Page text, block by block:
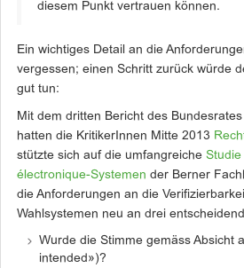
diesem Punkt vertrauen können.
Ein wichtiges Detail an die
vergessen; einen Schritt zurück würde
gut tun:
Mit dem dritten Bericht des
hatten die KritikerInnen Mitte 2013
stützte sich auf die umfangreiche Studie
électronique-Systemen der Berner
die Anforderungen an die
Wahlsystemen neu an drei
Wurde die Stimme gemäss Absicht
intended»)?